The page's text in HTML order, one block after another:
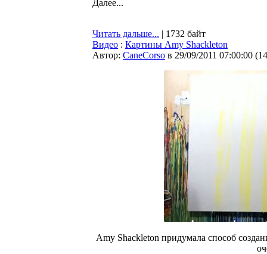
Далее...
Читать дальше... | 1732 байт
Видео : Картины Amy Shackleton
Автор: CaneCorso в 29/09/2011 07:00:00 (
Amy Shackleton придумала способ